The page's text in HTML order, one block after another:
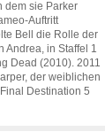
dem sie Parker
Auftritt
Bell die Rolle der
Andrea, in Staffel 1
Dead (2010). 2011
der weiblichen
Destination 5